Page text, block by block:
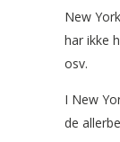
New
har ikke
osv.
I New
de